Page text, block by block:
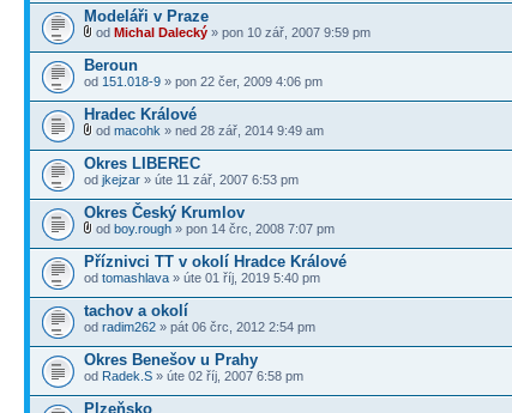
Modeláři v Praze
od Michal Dalecký » pon 10 zář, 2007 9:59 pm
Beroun
od 151.018-9 » pon 22 čer, 2009 4:06 pm
Hradec Králové
od macohk » ned 28 zář, 2014 9:49 am
Okres LIBEREC
od jkejzar » úte 11 zář, 2007 6:53 pm
Okres Český Krumlov
od boy.rough » pon 14 črc, 2008 7:07 pm
Příznivci TT v okolí Hradce Králové
od tomashlava » úte 01 říj, 2019 5:40 pm
tachov a okolí
od radim262 » pát 06 črc, 2012 2:54 pm
Okres Benešov u Prahy
od Radek.S » úte 02 říj, 2007 6:58 pm
Plzeňsko